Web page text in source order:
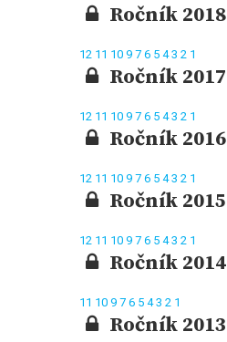
Ročník 2018
12 11 10 9 7 6 5 43 2 1
Ročník 2017
12 11 10 9 7 6 5 43 2 1
Ročník 2016
12 11 10 9 7 6 5 43 2 1
Ročník 2015
12 11 10 9 7 6 5 43 2 1
Ročník 2014
11 10 9 7 6 5 43 2 1
Ročník 2013